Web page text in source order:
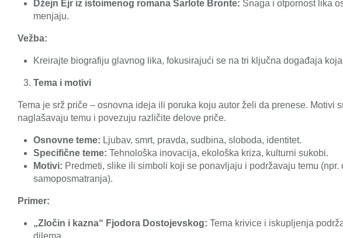
Džejn Ejr iz istoimenog romana Šarlote Bronte: Snaga i otpornost lika
menjaju.
Vežba:
Kreirajte biografiju glavnog lika, fokusirajući se na tri ključna događaja
Tema i motivi
Tema je srž priče – osnovna ideja ili poruka koju autor želi da prenese. Motivi
naglašavaju temu i povezuju različite delove priče.
Osnovne teme: Ljubav, smrt, pravda, sudbina, sloboda, identitet.
Specifične teme: Tehnološka inovacija, ekološka kriza, kulturni sukobi.
Motivi: Predmeti, slike ili simboli koji se ponavljaju i podržavaju temu (npr.
samoposmatranja).
Primer:
„Zločin i kazna“ Fjodora Dostojevskog: Tema krivice i iskupljenja
dilema.